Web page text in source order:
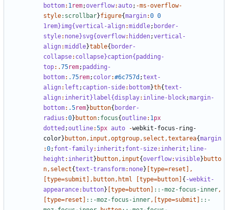
bottom: 1rem;overflow:auto; -ms-overflow-
style:scrollbar}figure{margin:0 0
1rem}img{vertical-align:middle; border-
style: none}svg{overflow: hidden;vertical-
align:middle}table{ border-
collapse: collapse}caption{padding-
top:.75rem; padding-
bottom: .75rem; color:#6c757d ;text-
align: left ; caption-side: bottom}th{text-
align: inherit }label{display: inline-block;margin-
bottom: .5rem} button{ border-
radius :0} button:focus{outline: 1px
dotted ;outline:5px auto -webkit-focus-ring-
color} button, input ,optgroup, select ,textarea{margin
:0; font-family: inherit ; font-size: inherit ; line-
height : inherit } button, input{overflow:visible} butto
n, select{text-transform: none} type=reset ],
type=submit ], button, html type=button { -webkit-
appearance: button} type=button ::-moz-focus-inner,
type=reset ::-moz-focus-inner,[ type=submit
::-